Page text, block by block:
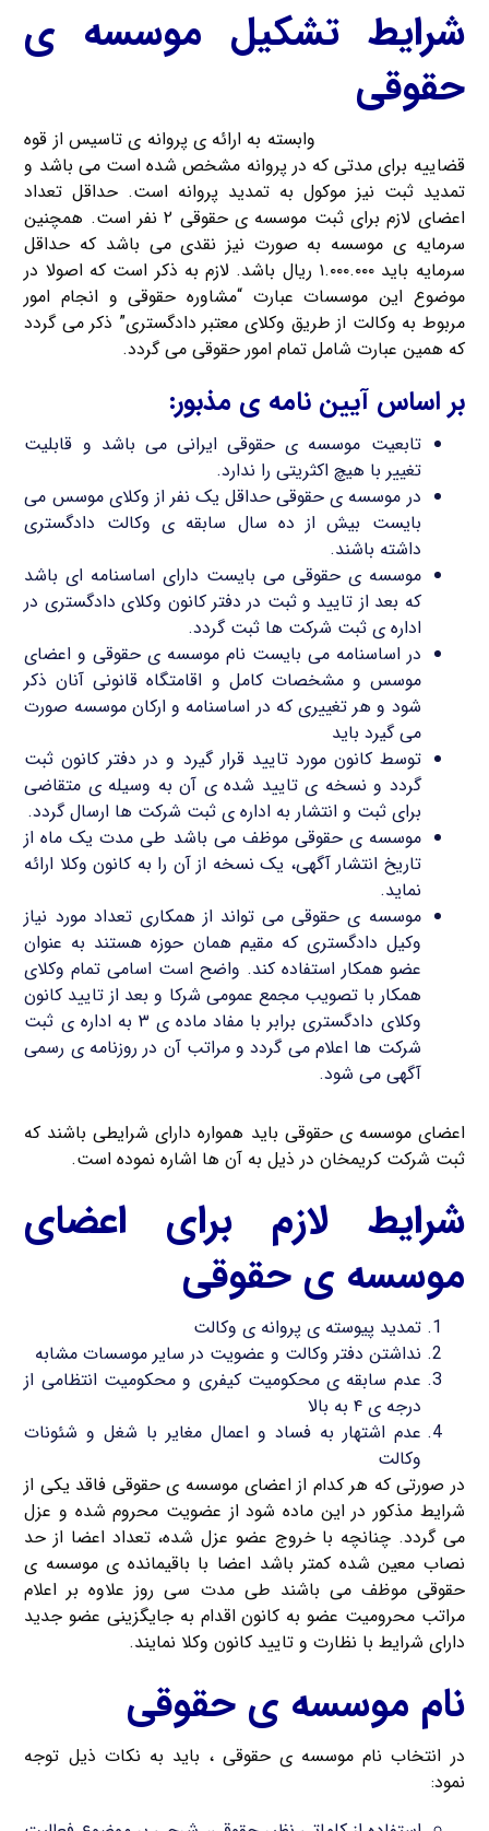
شرایط تشکیل موسسه ی
حقوقی
وابسته به ارائه ی پروانه ی تاسیس از قوه
قضاییه برای مدتی که در پروانه مشخص شده است می باشد و
تمدید ثبت نیز موکول به تمدید پروانه است. حداقل تعداد
اعضای لازم برای ثبت موسسه ی حقوقی ۲ نفر است. همچنین
سرمایه ی موسسه به صورت نیز نقدی می باشد که حداقل
سرمایه باید ۱.۰۰۰.۰۰۰ ریال باشد. لازم به ذکر است که اصولا در
موضوع این موسسات عبارت “مشاوره حقوقی و انجام امور
مربوط به وکالت از طریق وکلای معتبر دادگستری” ذکر می گردد
که همین عبارت شامل تمام امور حقوقی می گردد.
بر اساس آیین نامه ی مذبور:
تابعیت موسسه ی حقوقی ایرانی می باشد و قابلیت
تغییر با هیچ اکثریتی را ندارد.
در موسسه ی حقوقی حداقل یک نفر از وکلای موسس می
بایست بیش از ده سال سابقه ی وکالت دادگستری
داشته باشند.
موسسه ی حقوقی می بایست دارای اساسنامه ای باشد
که بعد از تایید و ثبت در دفتر کانون وکلای دادگستری در
اداره ی ثبت شرکت ها ثبت گردد.
در اساسنامه می بایست نام موسسه ی حقوقی و اعضای
موسس و مشخصات کامل و اقامتگاه قانونی آنان ذکر
شود و هر تغییری که در اساسنامه و ارکان موسسه صورت
می گیرد باید
توسط کانون مورد تایید قرار گیرد و در دفتر کانون ثبت
گردد و نسخه ی تایید شده ی آن به وسیله ی متقاضی
برای ثبت و انتشار به اداره ی ثبت شرکت ها ارسال گردد.
موسسه ی حقوقی موظف می باشد طی مدت یک ماه از
تاریخ انتشار آگهی، یک نسخه از آن را به کانون وکلا ارائه
نماید.
موسسه ی حقوقی می تواند از همکاری تعداد مورد نیاز
وکیل دادگستری که مقیم همان حوزه هستند به عنوان
عضو همکار استفاده کند. واضح است اسامی تمام وکلای
همکار با تصویب مجمع عمومی شرکا و بعد از تایید کانون
وکلای دادگستری برابر با مفاد ماده ی ۳ به اداره ی ثبت
شرکت ها اعلام می گردد و مراتب آن در روزنامه ی رسمی
آگهی می شود.
اعضای موسسه ی حقوقی باید همواره دارای شرایطی باشند که
ثبت شرکت کریمخان در ذیل به آن ها اشاره نموده است.
شرایط لازم برای اعضای
موسسه ی حقوقی
تمدید پیوسته ی پروانه ی وکالت
نداشتن دفتر وکالت و عضویت در سایر موسسات مشابه
عدم سابقه ی محکومیت کیفری و محکومیت انتظامی از
درجه ی ۴ به بالا
عدم اشتهار به فساد و اعمال مغایر با شغل و شئونات
وکالت
در صورتی که هر کدام از اعضای موسسه ی حقوقی فاقد یکی از
شرایط مذکور در این ماده شود از عضویت محروم شده و عزل
می گردد. چنانچه با خروج عضو عزل شده، تعداد اعضا از حد
نصاب معین شده کمتر باشد اعضا با باقیمانده ی موسسه ی
حقوقی موظف می باشند طی مدت سی روز علاوه بر اعلام
مراتب محرومیت عضو به کانون اقدام به جایگزینی عضو جدید
دارای شرایط با نظارت و تایید کانون وکلا نمایند.
نام موسسه ی حقوقی
در انتخاب نام موسسه ی حقوقی ، باید به نکات ذیل توجه
نمود: